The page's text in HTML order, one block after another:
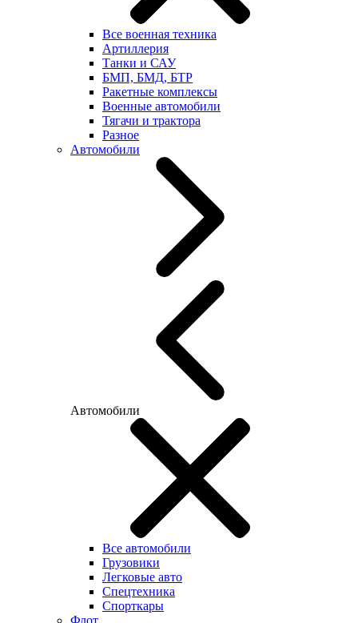
Все военная техника
Артиллерия
Танки и САУ
БМП, БМД, БТР
Ракетные комплексы
Военные автомобили
Тягачи и трактора
Разное
Автомобили
Автомобили
Все автомобили
Грузовики
Легковые авто
Спецтехника
Спорткары
Флот